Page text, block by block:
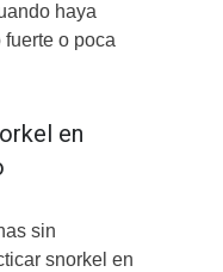
haya
o poca
en
sin
snorkel en